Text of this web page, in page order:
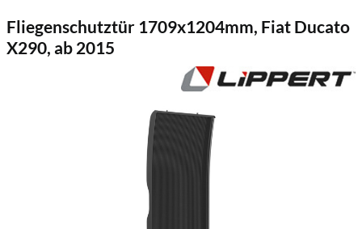
Fliegenschutztür 1709x1204mm, Fiat Ducato
X290, ab 2015